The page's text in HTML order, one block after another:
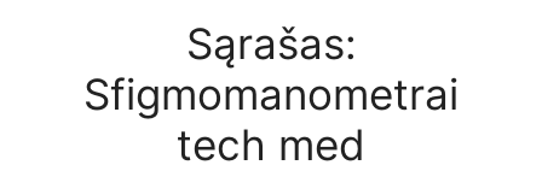
Sąrašas:
Sfigmomanometrai
tech med